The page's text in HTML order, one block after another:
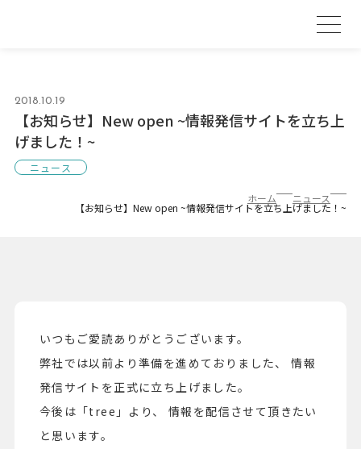
2018.10.19
【お知らせ】New open ~情報発信サイトを立ち上
げました！~
ニュース
ホーム ニュース
【お知らせ】New open ~情報発信サイトを立ち上げました！~
いつもご愛読ありがとうございます。
弊社では以前より準備を進めておりました、 情報
発信サイトを正式に立ち上げました。
今後は「tree」より、 情報を配信させて頂きたい
と思います。